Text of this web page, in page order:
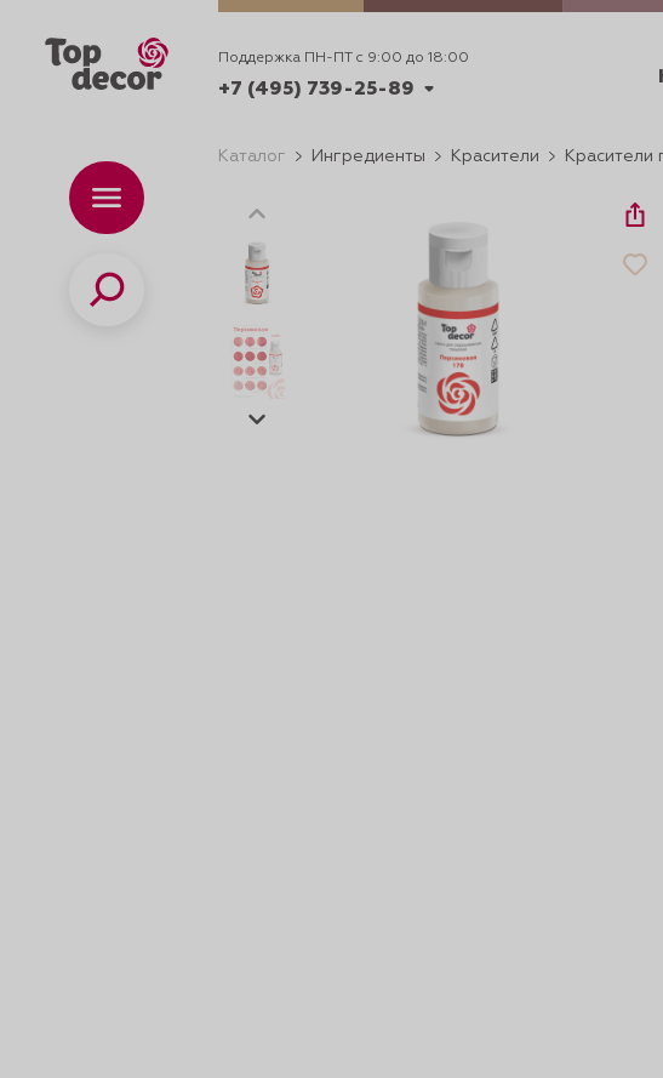
Поддержка ПН-ПТ с 9:00 до 18:00
+7 (495) 739-25-89
+7 (495) 739-25-89
ПН-ПТ с 9:00 до
ДЕКОРИРОВАНИЯ
Каталог
Поиск
Каталог Ингредиенты Красители Красители